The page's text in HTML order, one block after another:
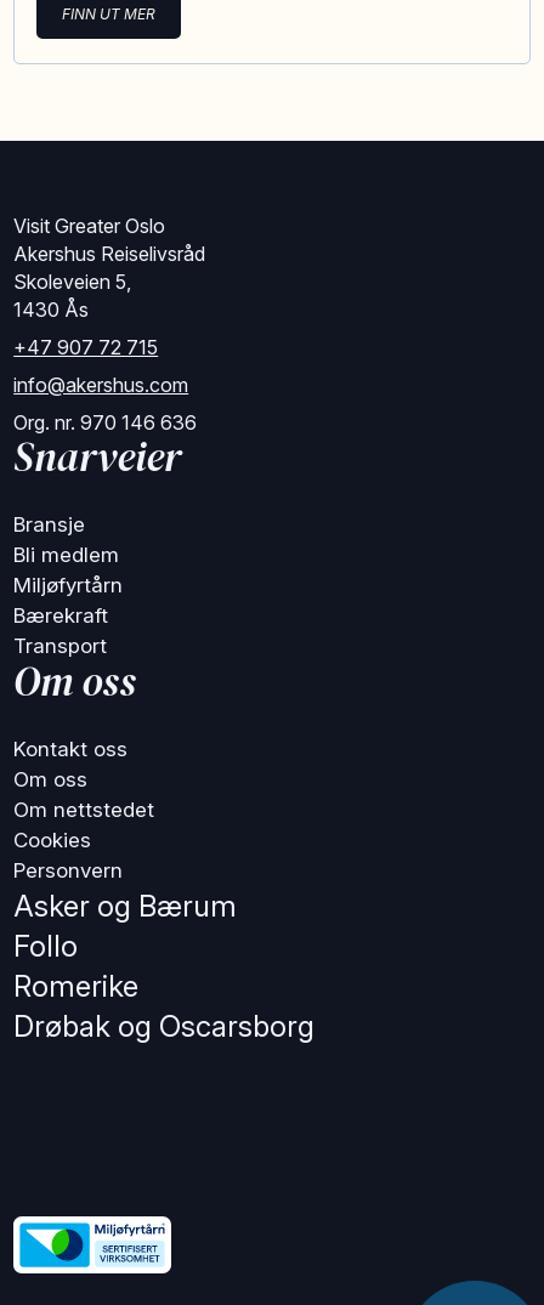
FINN UT MER
Visit Greater Oslo
Akershus Reiselivsråd
Skoleveien 5,
1430 Ås
+47 907 72 715
info@akershus.com
Org. nr. 970 146 636
Snarveier
Bransje
Bli medlem
Miljøfyrtårn
Bærekraft
Transport
Om oss
Kontakt oss
Om oss
Om nettstedet
Cookies
Personvern
Asker og Bærum
Follo
Romerike
Drøbak og Oscarsborg